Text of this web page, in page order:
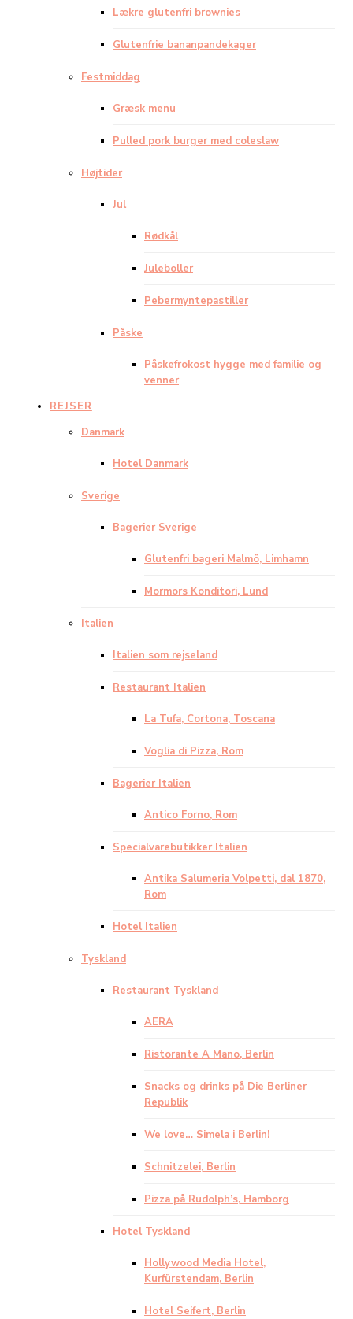
Lækre glutenfri brownies
Glutenfrie bananpandekager
Festmiddag
Græsk menu
Pulled pork burger med coleslaw
Højtider
Jul
Rødkål
Juleboller
Pebermyntepastiller
Påske
Påskefrokost hygge med familie og
venner
REJSER
Danmark
Hotel Danmark
Sverige
Bagerier Sverige
Glutenfri bageri Malmö, Limhamn
Mormors Konditori, Lund
Italien
Italien som rejseland
Restaurant Italien
La Tufa, Cortona, Toscana
Voglia di Pizza, Rom
Bagerier Italien
Antico Forno, Rom
Specialvarebutikker Italien
Antika Salumeria Volpetti, dal 1870,
Rom
Hotel Italien
Tyskland
Restaurant Tyskland
AERA
Ristorante A Mano, Berlin
Snacks og drinks på Die Berliner
Republik
We love… Simela i Berlin!
Schnitzelei, Berlin
Pizza på Rudolph’s, Hamborg
Hotel Tyskland
Hollywood Media Hotel,
Kurfürstendam, Berlin
Hotel Seifert, Berlin